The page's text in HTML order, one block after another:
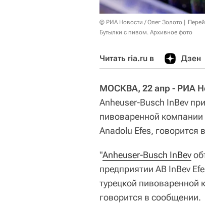
© РИА Новости / Олег Золото
Бутылки с пивом. Архивное фото
Читать ria.ru в Дзен
МОСКВА, 22 апр - РИА
Anheuser-Busch InBev
пивоваренной компании
Anadolu Efes, говорится в
"Anheuser-Busch InBev
предприятии AB InBev
турецкой пивоваренной
говорится в сообщении.